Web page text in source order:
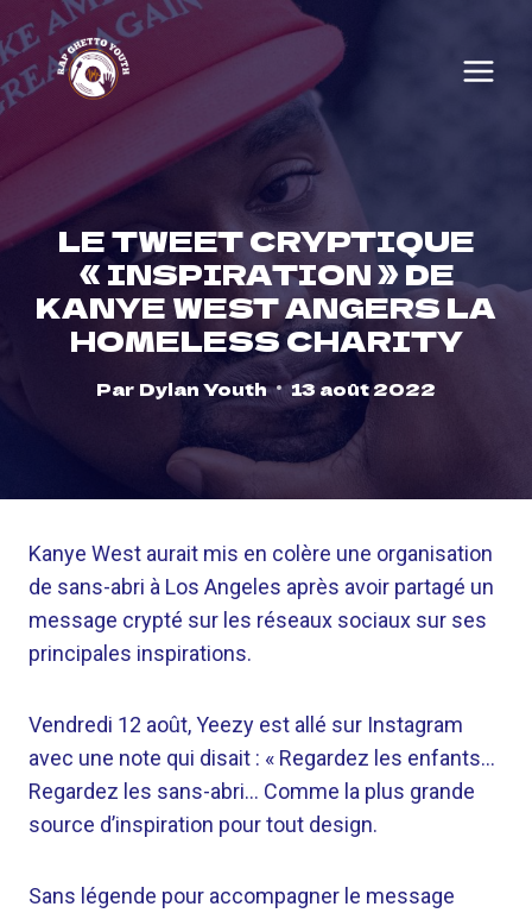
to
content
LE TWEET CRYPTIQUE
« INSPIRATION » DE
KANYE WEST ANGERS LA
HOMELESS CHARITY
Par Dylan Youth 13 août 2022
Kanye West aurait mis en colère une organisation
de sans-abri à Los Angeles après avoir partagé un
message crypté sur les réseaux sociaux sur ses
principales inspirations.
Vendredi 12 août, Yeezy est allé sur Instagram
avec une note qui disait : « Regardez les enfants…
Regardez les sans-abri… Comme la plus grande
source d’inspiration pour tout design.
Sans légende pour accompagner le message